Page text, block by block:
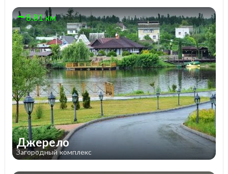
8.81 км
Джерело
Загородный комплекс